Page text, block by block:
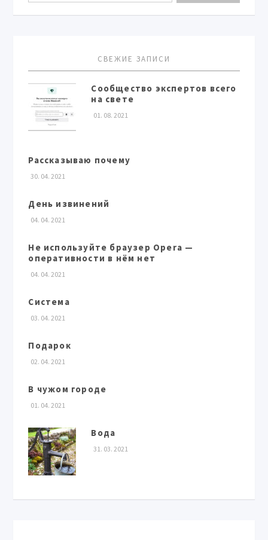
СВЕЖИЕ ЗАПИСИ
Сообщество экспертов всего
на свете
01. 08. 2021
Рассказываю почему
30. 04. 2021
День извинений
04. 04. 2021
Не используйте браузер Opera —
оперативности в нём нет
04. 04. 2021
Система
03. 04. 2021
Подарок
02. 04. 2021
В чужом городе
01. 04. 2021
Вода
31. 03. 2021